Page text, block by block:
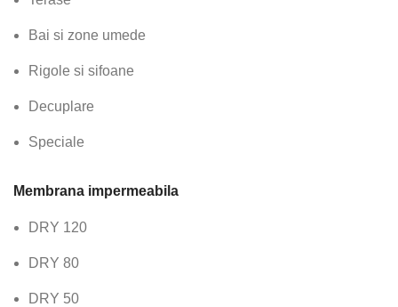
Bai si zone umede
Rigole si sifoane
Decuplare
Speciale
Membrana impermeabila
DRY 120
DRY 80
DRY 50